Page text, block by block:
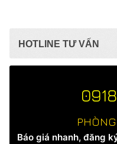
HOTLINE TƯ VẤN
Báo giá nhanh, đăng